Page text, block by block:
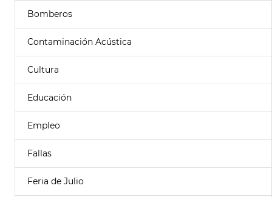
Bomberos
Contaminación Acústica
Cultura
Educación
Empleo
Fallas
Feria de Julio